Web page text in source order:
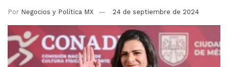
Por Negocios y Política MX 24 de septiembre de 2024